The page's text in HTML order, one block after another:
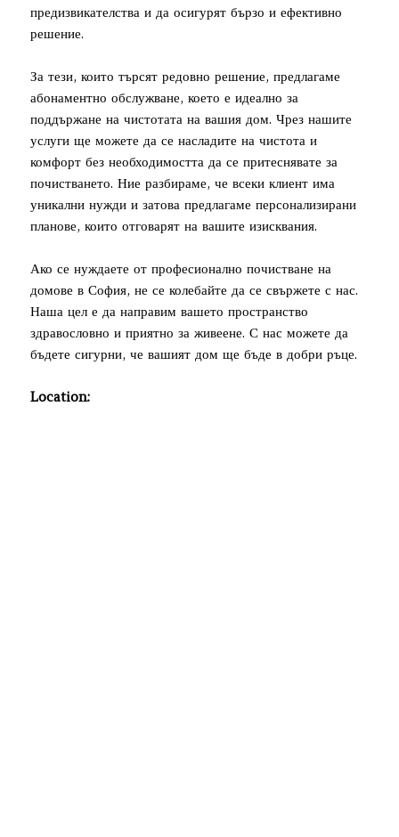
предизвикателства и да осигурят бързо и ефективно
решение.
За тези, които търсят редовно решение, предлагаме
абонаментно обслужване, което е идеално за
поддържане на чистотата на вашия дом. Чрез нашите
услуги ще можете да се насладите на чистота и
комфорт без необходимостта да се притеснявате за
почистването. Ние разбираме, че всеки клиент има
уникални нужди и затова предлагаме персонализирани
планове, които отговарят на вашите изисквания.
Ако се нуждаете от професионално почистване на
домове в София, не се колебайте да се свържете с нас.
Наша цел е да направим вашето пространство
здравословно и приятно за живеене. С нас можете да
бъдете сигурни, че вашият дом ще бъде в добри ръце.
Location: